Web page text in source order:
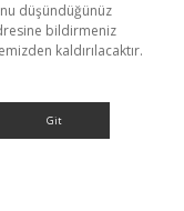
düşündüğünüz
bildirmeniz
kaldırılacaktır.